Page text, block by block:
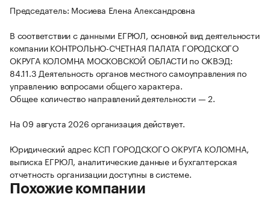
Председатель: Мосиева Елена Александровна
В соответствии с данными ЕГРЮЛ, основной вид деятельности
компании КОНТРОЛЬНО-СЧЕТНАЯ ПАЛАТА ГОРОДСКОГО
ОКРУГА КОЛОМНА МОСКОВСКОЙ ОБЛАСТИ по ОКВЭД:
84.11.3 Деятельность органов местного самоуправления по
управлению вопросами общего характера.
Общее количество направлений деятельности — 2.
На 09 августа 2026 организация действует.
Юридический адрес КСП ГОРОДСКОГО ОКРУГА КОЛОМНА,
выписка ЕГРЮЛ, аналитические данные и бухгалтерская
отчетность организации доступны в системе.
Похожие компании